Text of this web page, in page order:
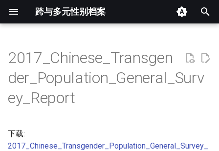
跨与多元性别档案
开
始
索
摘要
其他信息 [Processed Page
Metadata]
2017_Chinese_Transgen
der_Population_General_Surv
ey_Report
下载:
2017_Chinese_Transgender_Population_General_Survey_